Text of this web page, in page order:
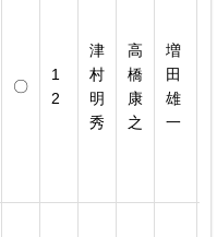
〇
1
2
津
村
明
秀
高
橋
康
之
増
田
雄
一